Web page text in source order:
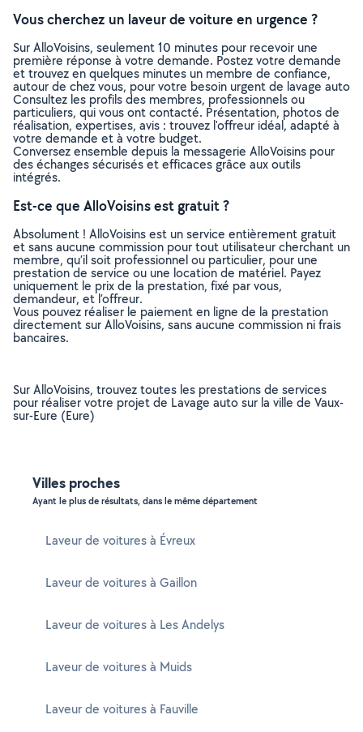
Vous cherchez un laveur de voiture en urgence ?
Sur AlloVoisins, seulement 10 minutes pour recevoir une
première réponse à votre demande. Postez votre demande
et trouvez en quelques minutes un membre de confiance,
autour de chez vous, pour votre besoin urgent de lavage auto
Consultez les profils des membres, professionnels ou
particuliers, qui vous ont contacté. Présentation, photos de
réalisation, expertises, avis : trouvez l'offreur idéal, adapté à
votre demande et à votre budget.
Conversez ensemble depuis la messagerie AlloVoisins pour
des échanges sécurisés et efficaces grâce aux outils
intégrés.
Est-ce que AlloVoisins est gratuit ?
Absolument ! AlloVoisins est un service entièrement gratuit
et sans aucune commission pour tout utilisateur cherchant un
membre, qu’il soit professionnel ou particulier, pour une
prestation de service ou une location de matériel. Payez
uniquement le prix de la prestation, fixé par vous,
demandeur, et l’offreur.
Vous pouvez réaliser le paiement en ligne de la prestation
directement sur AlloVoisins, sans aucune commission ni frais
bancaires.
Sur AlloVoisins, trouvez toutes les prestations de services
pour réaliser votre projet de Lavage auto sur la ville de Vaux-
sur-Eure (Eure)
Villes proches
Ayant le plus de résultats, dans le même département
Laveur de voitures à Évreux
Laveur de voitures à Gaillon
Laveur de voitures à Les Andelys
Laveur de voitures à Muids
Laveur de voitures à Fauville